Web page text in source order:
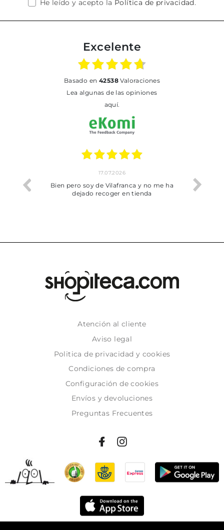
He leído y acepto la Política de privacidad.
Excelente
basado en 42538Valoraciones
Lea algunas de las opiniones
aquí.
trobat
17.07.2026
Bien pero soy de Vilafranca y no me ha
dejado recoger en tienda
Atención al cliente
Aviso legal
Politica de privacidad y cookies
Condiciones de compra
Configuración de cookies
Envíos y devoluciones
Preguntas Frecuentes